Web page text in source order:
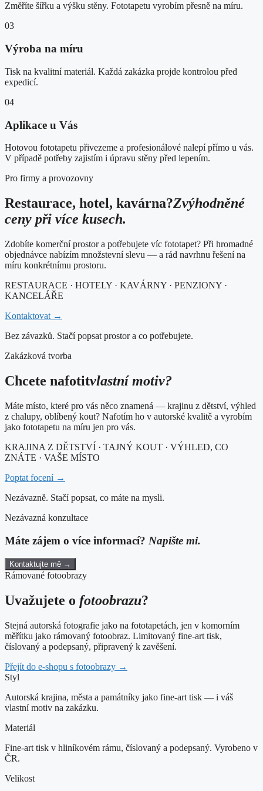
Změříte šířku a výšku stěny. Fototapetu vyrobím přesně na míru.
03
Výroba na míru
Tisk na kvalitní materiál. Každá zakázka projde kontrolou před
expedicí.
04
Aplikace u Vás
Hotovou fototapetu přivezeme a profesionálové nalepí přímo u vás.
V případě potřeby zajistím i úpravu stěny před lepením.
Pro firmy a provozovny
Restaurace, hotel, kavárna?Zvýhodněné
ceny při více kusech.
Zdobíte komerční prostor a potřebujete víc fototapet? Při hromadné
objednávce nabízím množstevní slevu — a rád navrhnu řešení na
míru konkrétnímu prostoru.
RESTAURACE · HOTELY · KAVÁRNY · PENZIONY ·
KANCELÁŘE
Kontaktovat →
Bez závazků. Stačí popsat prostor a co potřebujete.
Zakázková tvorba
Chcete nafotitvlastní motiv?
Máte místo, které pro vás něco znamená — krajinu z dětství, výhled
z chalupy, oblíbený kout? Nafotím ho v autorské kvalitě a vyrobím
jako fototapetu na míru jen pro vás.
KRAJINA Z DĚTSTVÍ · TAJNÝ KOUT · VÝHLED, CO
ZNÁTE · VAŠE MÍSTO
Poptat focení →
Nezávazně. Stačí popsat, co máte na mysli.
Nezávazná konzultace
Máte zájem o více informací? Napište mi.
Kontaktujte mě →
Rámované fotoobrazy
Uvažujete o fotoobrazu?
Stejná autorská fotografie jako na fototapetách, jen v komorním
měřítku jako rámovaný fotoobraz. Limitovaný fine-art tisk,
číslovaný a podepsaný, připravený k zavěšení.
Přejít do e-shopu s fotoobrazy →
Styl
Autorská krajina, města a památníky jako fine-art tisk — i váš
vlastní motiv na zakázku.
Materiál
Fine-art tisk v hliníkovém rámu, číslovaný a podepsaný. Vyrobeno v
ČR.
Velikost